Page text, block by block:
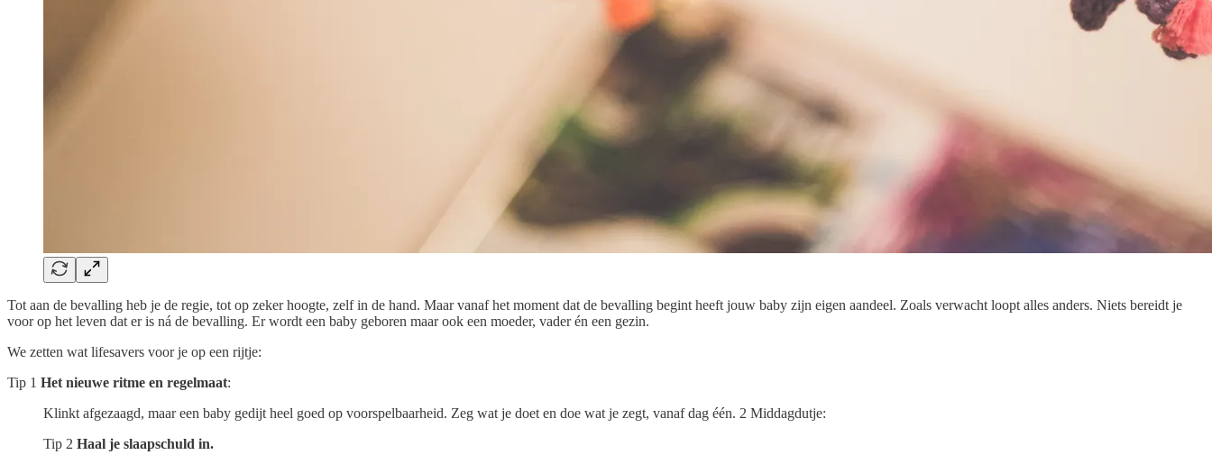
Tot aan de bevalling heb je de regie, tot op zeker hoogte, zelf in de hand. Maar vanaf het moment dat de bevalling begint heeft jouw baby zijn eigen aandeel. Zoals verwacht loopt alles anders. Niets bereidt je
voor op het leven dat er is ná de bevalling. Er wordt een baby geboren maar ook een moeder, vader én een gezin.
We zetten wat lifesavers voor je op een rijtje:
Tip 1 Het nieuwe ritme en regelmaat:
Klinkt afgezaagd, maar een baby gedijt heel goed op voorspelbaarheid. Zeg wat je doet en doe wat je zegt, vanaf dag één. 2 Middagdutje:
Tip 2 Haal je slaapschuld in.